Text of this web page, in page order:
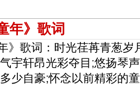
年》歌词
》歌词：时光荏苒青葱岁
宇轩昂光彩夺目;悠扬琴
少自豪;怀念以前精彩的